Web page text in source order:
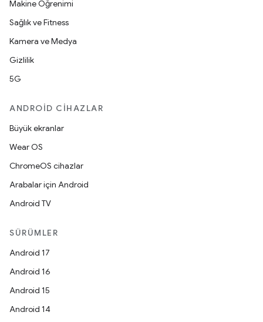
Makine Öğrenimi
Sağlık ve Fitness
Kamera ve Medya
Gizlilik
5G
ANDROID CIHAZLAR
Büyük ekranlar
Wear OS
ChromeOS cihazlar
Arabalar için Android
Android TV
SÜRÜMLER
Android 17
Android 16
Android 15
Android 14